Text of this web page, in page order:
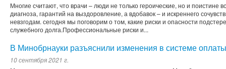
Многие считают, что врачи – люди не только героические, но и поистине
диагноза, гарантий на выздоровление, а вдобавок – и искреннего
невзгодам. сегодня мы поговорим о том, какие риски и опасности
служебного долга.Профессиональные риски и...
В Минобрнауки разъяснили изменения в системе
10 сентября 2021 г.